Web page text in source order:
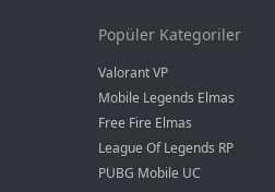
Popüler Kategoriler
Valorant VP
Mobile Legends Elmas
Free Fire Elmas
League Of Legends RP
PUBG Mobile UC